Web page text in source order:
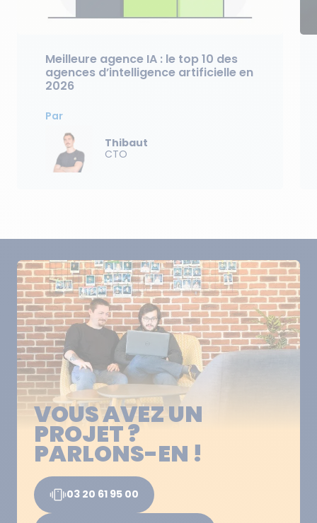
Meilleure agence IA : le top 10 des
agences d’intelligence artificielle en
2026
Par
Thibaut
CTO
VOUS AVEZ UN
PROJET ?
PARLONS-EN !
03 20 61 95 00